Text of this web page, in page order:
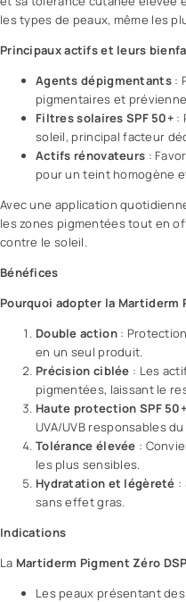
les types de peaux, même les
Principaux actifs et leurs
Agents dépigmentants:
pigmentaires et
Filtres solaires SPF 50+ :
soleil, principal facteur
Actifs rénovateurs :
pour un teint homogène
Avec une application
les zones pigmentées tout en
contre le soleil.
Bénéfices
Pourquoi adopter la Martiderm
Double action:
en un seul produit.
Précision ciblée : Les
pigmentées, laissant le
Haute protection SPF 50+
UVA/UVB responsables
Tolérance élevée :
les plus sensibles.
Hydratation et légèreté :
sans effet gras.
Indications
La Martiderm Pigment Zéro
Les peaux présentant